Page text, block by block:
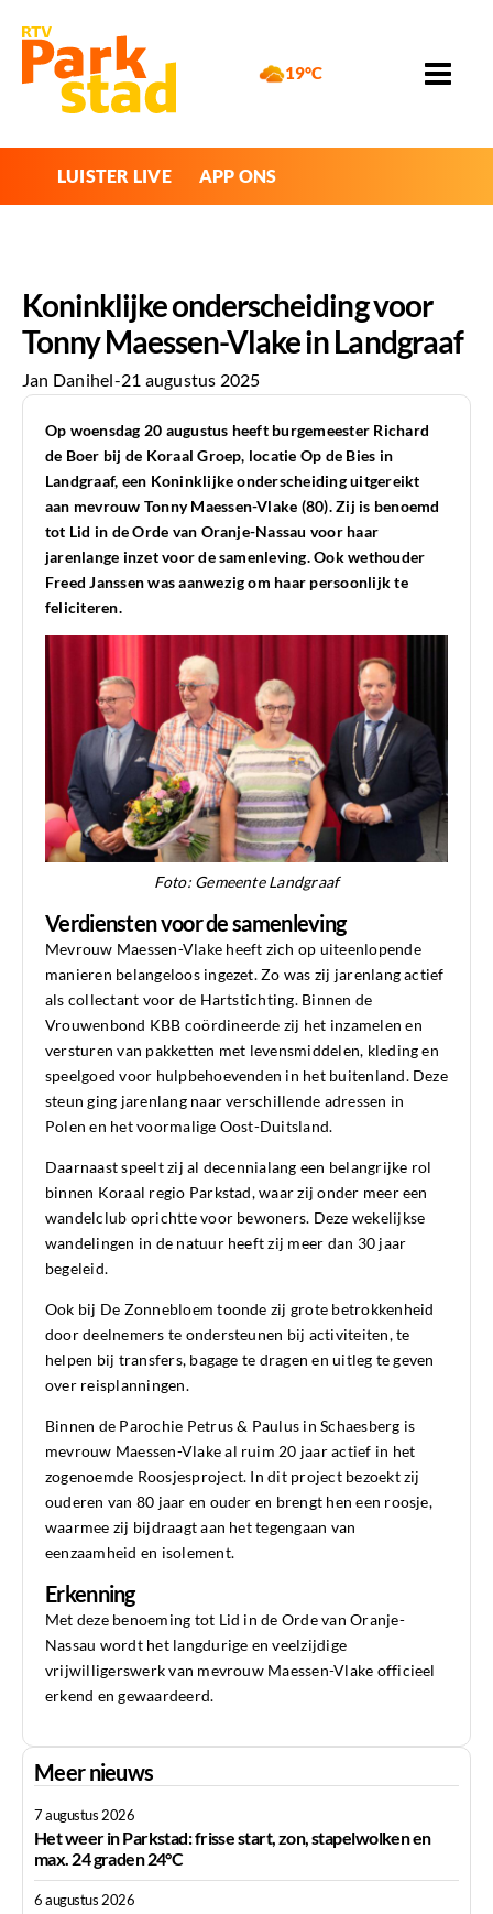
19°C
LUISTER LIVE APP ONS
Koninklijke onderscheiding voor
Tonny Maessen-Vlake in Landgraaf
Jan Danihel-21 augustus 2025
Op woensdag 20 augustus heeft burgemeester Richard
de Boer bij de Koraal Groep, locatie Op de Bies in
Landgraaf, een Koninklijke onderscheiding uitgereikt
aan mevrouw Tonny Maessen-Vlake (80). Zij is benoemd
tot Lid in de Orde van Oranje-Nassau voor haar
jarenlange inzet voor de samenleving. Ook wethouder
Freed Janssen was aanwezig om haar persoonlijk te
feliciteren.
Foto: Gemeente Landgraaf
Verdiensten voor de samenleving
Mevrouw Maessen-Vlake heeft zich op uiteenlopende
manieren belangeloos ingezet. Zo was zij jarenlang actief
als collectant voor de Hartstichting. Binnen de
Vrouwenbond KBB coördineerde zij het inzamelen en
versturen van pakketten met levensmiddelen, kleding en
speelgoed voor hulpbehoevenden in het buitenland. Deze
steun ging jarenlang naar verschillende adressen in
Polen en het voormalige Oost-Duitsland.
Daarnaast speelt zij al decennialang een belangrijke rol
binnen Koraal regio Parkstad, waar zij onder meer een
wandelclub oprichtte voor bewoners. Deze wekelijkse
wandelingen in de natuur heeft zij meer dan 30 jaar
begeleid.
Ook bij De Zonnebloem toonde zij grote betrokkenheid
door deelnemers te ondersteunen bij activiteiten, te
helpen bij transfers, bagage te dragen en uitleg te geven
over reisplanningen.
Binnen de Parochie Petrus & Paulus in Schaesberg is
mevrouw Maessen-Vlake al ruim 20 jaar actief in het
zogenoemde Roosjesproject. In dit project bezoekt zij
ouderen van 80 jaar en ouder en brengt hen een roosje,
waarmee zij bijdraagt aan het tegengaan van
eenzaamheid en isolement.
Erkenning
Met deze benoeming tot Lid in de Orde van Oranje-
Nassau wordt het langdurige en veelzijdige
vrijwilligerswerk van mevrouw Maessen-Vlake officieel
erkend en gewaardeerd.
Meer nieuws
7 augustus 2026
Het weer in Parkstad: frisse start, zon, stapelwolken en
max. 24 graden 24°C
6 augustus 2026